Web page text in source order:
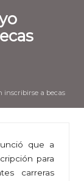
inscribirse a becas
que a
para
carreras